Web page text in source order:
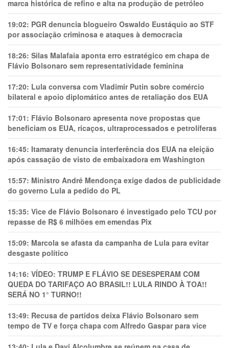
marca histórica de refino e alta na produção de petróleo
19:02: PGR denuncia blogueiro Oswaldo Eustáquio ao STF
por associação criminosa e ataques à democracia
18:26: Silas Malafaia aponta erro estratégico em chapa de
Flávio Bolsonaro sem representatividade feminina
17:20: Lula conversa com Vladimir Putin sobre comércio
bilateral e apoio diplomático antes de retaliação dos EUA
17:01: Flávio Bolsonaro apresenta nove propostas que
beneficiam os EUA, ricaços, ultraprocessados e petrolíferas
16:45: Itamaraty denuncia interferência dos EUA na eleição
após cassação de visto de embaixadora em Washington
15:57: Ministro André Mendonça exige dados de publicidade
do governo Lula a pedido do PL
15:35: Vice de Flávio Bolsonaro é investigado pelo TCU por
repasse de R$ 6 milhões em emendas Pix
15:09: Marcola se afasta da campanha de Lula para evitar
desgaste político
14:16: VÍDEO: TRUMP E FLÁVIO SE DESESPERAM COM
QUEDA DO TARIFAÇO AO BRASIL!! LULA RINDO À TOA!!
SERÁ NO 1° TURNO!!
13:49: Recusa de partidos deixa Flávio Bolsonaro sem
tempo de TV e força chapa com Alfredo Gaspar para vice